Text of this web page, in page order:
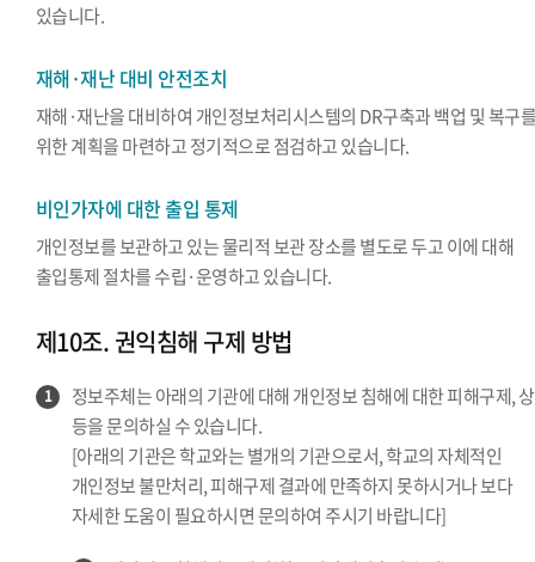
있습니다.
재해·재난 대비 안전조치
재해·재난을 대비하여 개인정보처리시스템의 DR구축과 백업 및 복구
위한 계획을 마련하고 정기적으로 점검하고 있습니다.
비인가자에 대한 출입 통제
개인정보를 보관하고 있는 물리적 보관 장소를 별도로 두고 이에 대해
출입통제 절차를 수립·운영하고 있습니다.
제10조. 권익침해 구제 방법
1
정보주체는 아래의 기관에 대해 개인정보 침해에 대한 피해구제,
등을 문의하실 수 있습니다.
[아래의 기관은 학교와는 별개의 기관으로서, 학교의 자체적인
개인정보 불만처리, 피해구제 결과에 만족하지 못하시거나 보다
자세한 도움이 필요하시면 문의하여 주시기 바랍니다]